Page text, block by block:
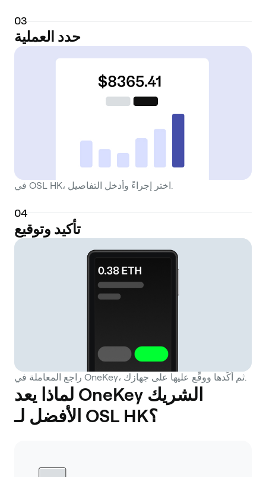
03
حدد العملية
04
تأكيد وتوقيع
راجع المعاملة في OneKey، ثم أكِّدها ووقِّع عليها على جهازك.
لماذا يعد OneKey الشريك
الأفضل لـ OSL HK؟